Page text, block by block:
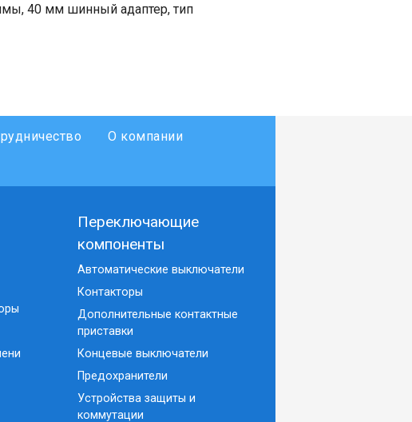
40 мм шинный адаптер, тип
О компании
Переключающие
компоненты
Автоматические выключатели
Контакторы
Дополнительные контактные
приставки
Концевые выключатели
Предохранители
Устройства защиты и
коммутации